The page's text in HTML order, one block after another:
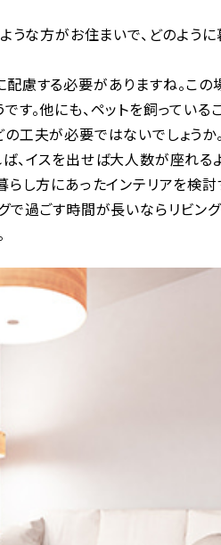
うな方がお住まいで、どのよう
慮する必要がありますね。この
。他にも、ペットを飼っている
工夫が必要ではないでしょうか。
、イスを出せば大人数が座れる
し方にあったインテリアを検討
で過ごす時間が長いならリビン